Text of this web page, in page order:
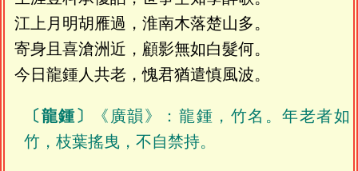
江上月明胡雁過，淮南木落楚山多。
寄身且喜滄洲近，顧影無如白髮何。
今日龍鍾人共老，愧君猶遣慎風波。
〔龍鍾〕
《廣韻》：龍鍾，竹名。年老者如
竹，枝葉搖曳，不自禁持。